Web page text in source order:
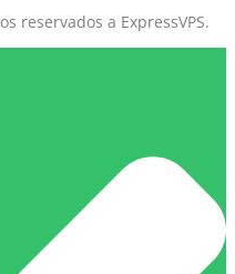
reservados a ExpressVPS.